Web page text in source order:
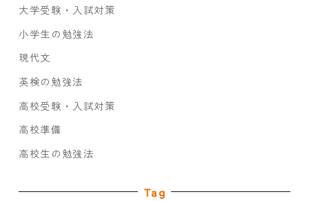
大学受験・入試対策
小学生の勉強法
現代文
英検の勉強法
高校受験・入試対策
高校準備
高校生の勉強法
Tag